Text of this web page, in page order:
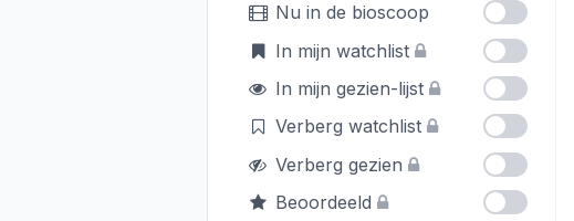
Nu in de bioscoop
In mijn watchlist
In mijn gezien-lijst
Verberg watchlist
Verberg gezien
Beoordeeld